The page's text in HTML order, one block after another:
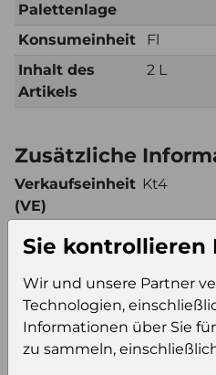
Palettenlage
Konsumeinheit
Fl
Inhalt des
Artikels
2 L
Zusätzliche
Verkaufseinheit
(VE)
Kt4
pro Palette
Konsumeinheit Fl
Stückzahl pro
Palette
228
Sie kontrollieren
Wir und unsere Partner
Technologien,
Informationen über Sie
zu sammeln,